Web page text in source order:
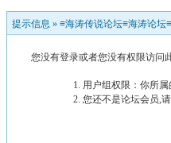
提示信息 » ≡海涛传说论坛≡海涛论坛
您没有登录或者您没有权限访问
用户组权限：你所
您还不是论坛会员,